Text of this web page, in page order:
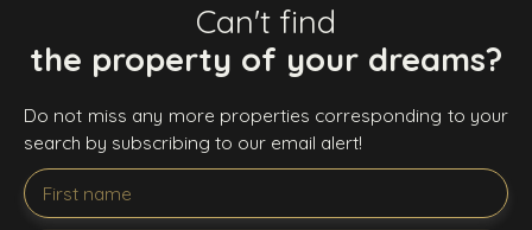
Can't find
the property of your dreams?
Do not miss any more properties corresponding to your
search by subscribing to our email alert!
First name